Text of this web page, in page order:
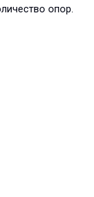
опор.